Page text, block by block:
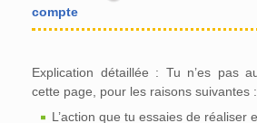
compte
Explication détaillée : Tu n’es pas
cette page, pour les raisons suivantes :
L’action que tu essaies de réaliser